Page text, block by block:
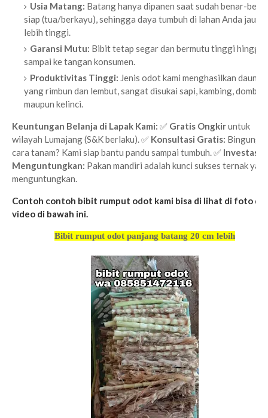
Usia Matang: Batang hanya dipanen saat sudah benar-
siap (tua/berkayu), sehingga daya tumbuh di lahan Anda jauh
lebih tinggi.
Garansi Mutu: Bibit tetap segar dan bermutu tinggi hingga
sampai ke tangan konsumen.
Produktivitas Tinggi: Jenis odot kami menghasilkan daun
yang rimbun dan lembut, sangat disukai sapi, kambing, domba,
maupun kelinci.
Keuntungan Belanja di Lapak Kami: ✅ Gratis Ongkiruntuk
wilayah Lumajang (S&K berlaku). ✅ Konsultasi Gratis: Bingung
cara tanam? Kami siap bantu pandu sampai tumbuh. ✅ Investasi
Menguntungkan: Pakan mandiri adalah kunci sukses ternak
menguntungkan.
Contoh contoh bibit rumput odot kami bisa di lihat di foto
video di bawah ini.
Bibit rumput odot panjang batang 20 cm lebih